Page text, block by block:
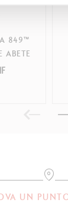
stampata con i
Rif.
849™
ABETE
UN